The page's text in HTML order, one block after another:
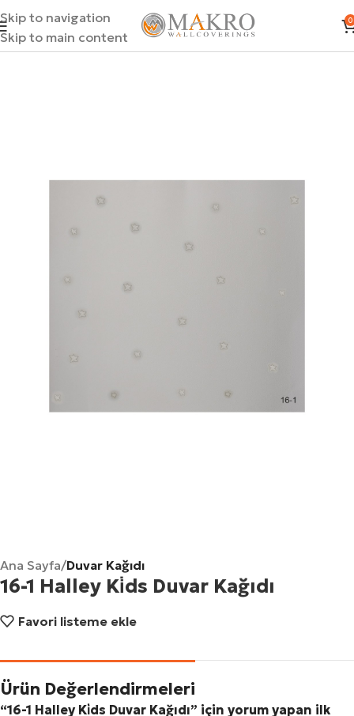
Skip to navigation
Skip to main content
0
Ana Sayfa Duvar Kağıdı
16-1 Halley Ki̇ds Duvar Kağıdı
Favori listeme ekle
Ürün Değerlendirmeleri
“16-1 Halley Ki̇ds Duvar Kağıdı” için yorum yapan ilk